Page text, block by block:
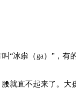
“冰尜（ga）”，有
就直不起来了。